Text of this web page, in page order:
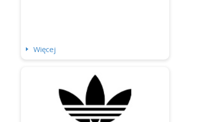
Więcej